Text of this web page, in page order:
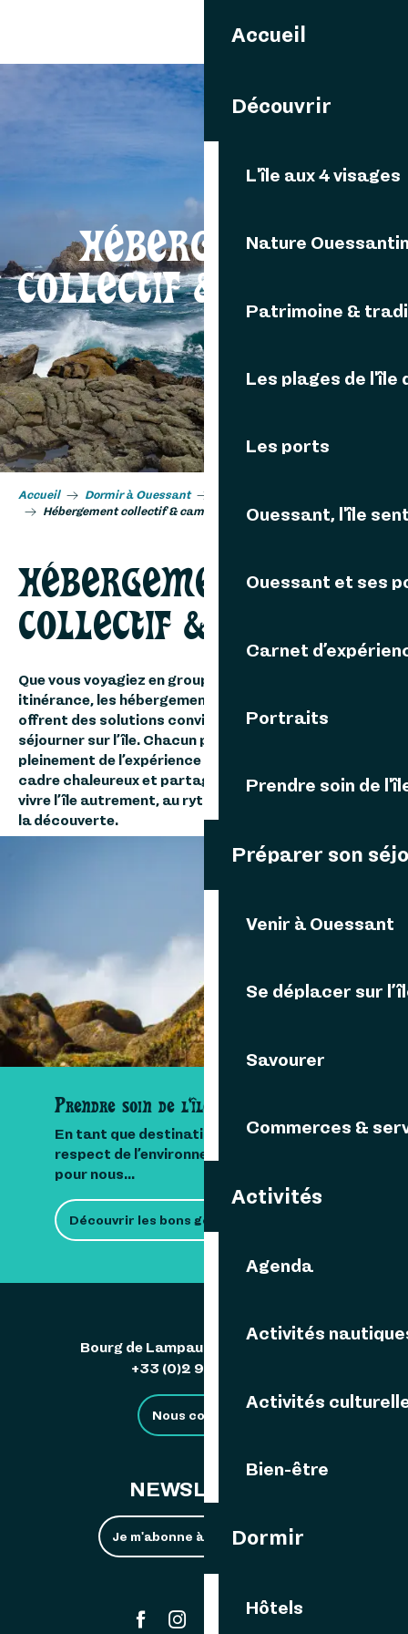
Accueil
Découvrir
L'île aux 4 visages
Nature
Patrimoine &
Les plages de l'île
Les ports
Ouessant, l'île
Ouessant et ses
Carnet
Portraits
Prendre soin de
Préparer son
Venir à Ouessant
Se déplacer sur
Savourer
Commerces &
Activités
Agenda
Activités
Activités
Bien-être
Dormir
Hôtels
HÉBERGEMENT
COLLECTIF & CAMPING
Accueil Dormir à Ouessant
Hébergement collectif & camping
HÉBERGEMENT
COLLECTIF & CAMPING
Que vous voyagiez en groupe, en famille ou en
itinérance, les hébergements collectifs d’Ouessant
offrent des solutions conviviales et accessibles pour
séjourner sur l’île. Chacun permet de profiter
pleinement de l’expérience ouessantine dans un
cadre chaleureux et partagé. Une formule idéale pour
vivre l’île autrement, au rythme des rencontres et de
la découverte.
Centre d'Etude du Milieu Ouessantin
VOUS AIMEREZ AUSSI
SAVOURER
Prendre soin de l'île
En tant que destination insulaire, le
respect de l’environnement est important
pour nous...
Découvrir les bons gestes
Bourg de Lampaul 29242 Ouessant
+33 (0)2 98 48 85 83
Nous contacter
NEWSLETTER
Je m'abonne à la newsletter